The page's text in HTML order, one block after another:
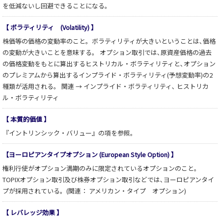
を低減ないし回避できることになる。
【 ボラティリティ (Volatility) 】
株価等の価格の変動率のこと。ボラティリティが大きいということは､価格
の変動が大きいことを意味する。 オプション取引では､原資産価格の過去
の価格変動をもとに算出するヒストリカル・ボラティリティと､オプション
のプレミアムから算出するインプライド・ボラティリティ(予想変動率)の2
種類が活用される。 関連 → インプライド・ボラティリティ､ ヒストリカ
ル・ボラティリティ
【 本質的価値 】
『イントリンシック・バリュー』の項を参照。
【ヨーロピアンタイプオプション (European Style Option) 】
権利行使がオプション満期のみに限定されているオプションのこと。
TOPIXオプション取引及び株券オプション取引などでは､ヨーロピアンタイ
プが採用されている。(関連： アメリカン・タイプ オプション)
【 レバレッジ効果 】